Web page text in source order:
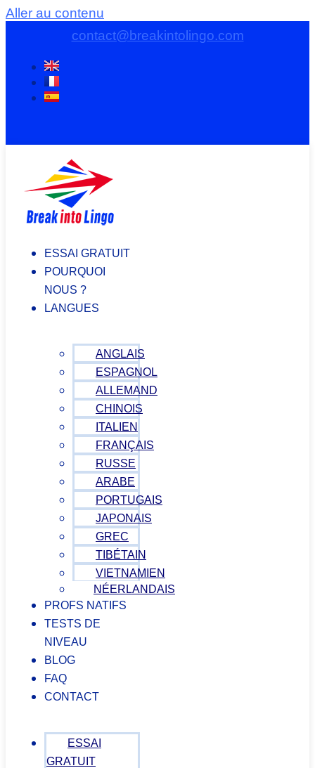
Aller au contenu
contact@breakintolingo.com
ESSAI GRATUIT
POURQUOI
NOUS ?
LANGUES
ANGLAIS
ESPAGNOL
ALLEMAND
CHINOIS
ITALIEN
FRANÇAIS
RUSSE
ARABE
PORTUGAIS
JAPONAIS
GREC
TIBÉTAIN
VIETNAMIEN
NÉERLANDAIS
PROFS NATIFS
TESTS DE
NIVEAU
BLOG
FAQ
CONTACT
ESSAI
GRATUIT